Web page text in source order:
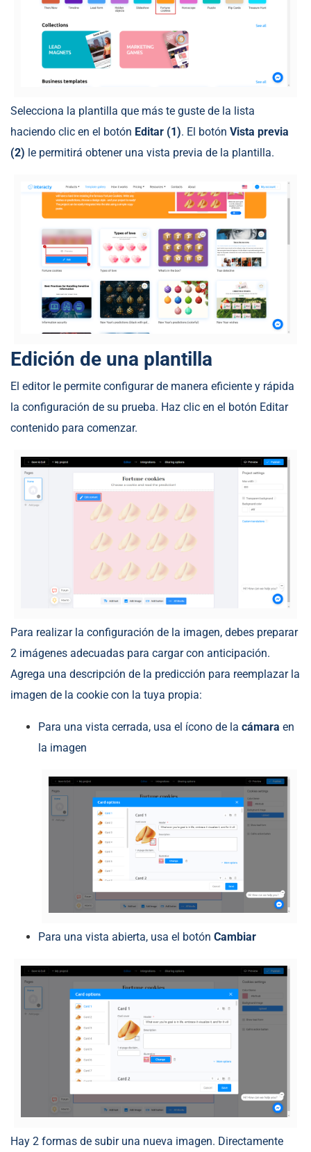
Selecciona la plantilla que más te guste de la lista
haciendo clic en el botón Editar (1). El botón Vista previa
(2) le permitirá obtener una vista previa de la plantilla.
Edición de una plantilla
El editor le permite configurar de manera eficiente y rápida
la configuración de su prueba. Haz clic en el botón Editar
contenido para comenzar.
Para realizar la configuración de la imagen, debes preparar
2 imágenes adecuadas para cargar con anticipación.
Agrega una descripción de la predicción para reemplazar la
imagen de la cookie con la tuya propia:
Para una vista cerrada, usa el ícono de la cámara en
la imagen
Para una vista abierta, usa el botón Cambiar
Hay 2 formas de subir una nueva imagen. Directamente